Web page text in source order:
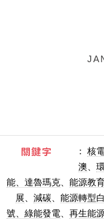
關鍵字 ： 核
澳
能、達魯瑪克
能源教
展
減碳 能源轉型
號、綠能發電
再生能